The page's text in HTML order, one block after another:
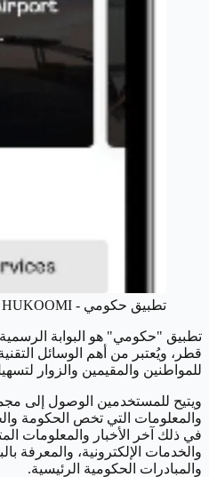
تطبيق حكومي - HUKOOMI
تطبيق "حكومي" هو البوابة
قطر، ويُعتبر من أهم الوسائل
للمواطنين والمقيمين والزوار
ويتيح للمستخدمين الوصول إلى
والمعلومات التي تخص الحكومة
في ذلك آخر الأخبار والمعلومات
والخدمات الإلكترونية، والمعرفة
والمبادرات الحكومية الرئيسية.